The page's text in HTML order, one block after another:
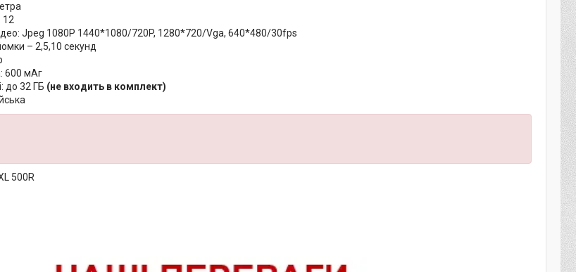
12
Jpeg 1080P 1440*1080/720P, 1280*720/Vga, 640*480/30fps
– 2,5,10 секунд
600 мАг
до 32 ГБ (не входить в комплект)
500R